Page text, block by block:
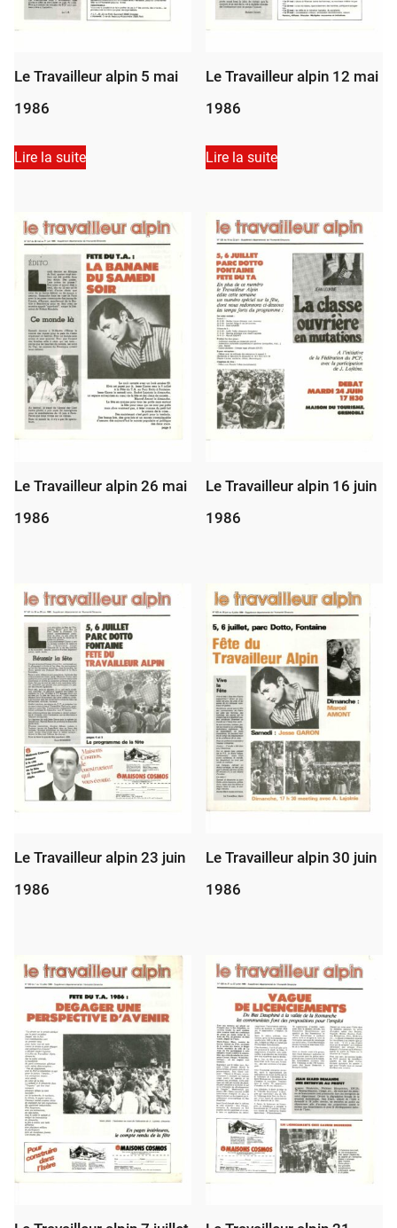
Le Travailleur alpin 5 mai
1986
Lire la suite
Le Travailleur alpin 12 mai
1986
Lire la suite
Le Travailleur alpin 26 mai
1986
Le Travailleur alpin 16 juin
1986
Le Travailleur alpin 23 juin
1986
Le Travailleur alpin 30 juin
1986